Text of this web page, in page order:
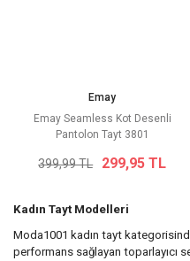
Emay
Emay Seamless Kot Desenli
Pantolon Tayt 3801
399,99 TL 299,95 TL
Kadın Tayt Modelleri
Moda1001 kadın tayt
performans sağlayan toparlayıcı